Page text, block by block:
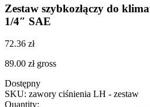
Zestaw szybkozłączy do
1/4″ SAE
72.36 zł
89.00 zł gross
Dostępny
SKU: zawory ciśnienia LH - zestaw
Quantity: